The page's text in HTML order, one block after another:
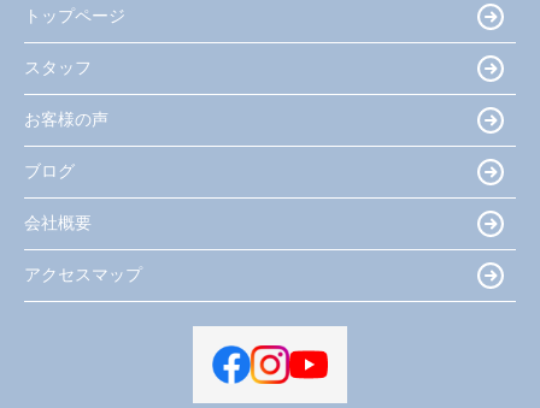
トップページ
スタッフ
お客様の声
ブログ
会社概要
アクセスマップ